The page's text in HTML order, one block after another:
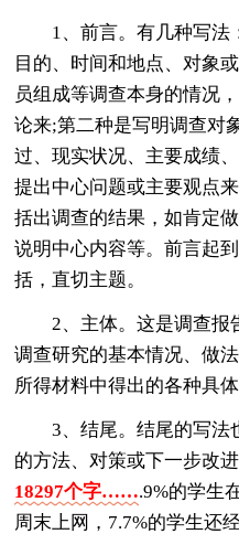
1、前言。有几种写法
目的、时间和地点、对象
员组成等调查本身的情况
论来;第二种是写明调查对
过、现实状况、主要成绩
提出中心问题或主要观点
括出调查的结果，如肯定
说明中心内容等。前言起
括，直切主题。
2、主体。这是调查报
调查研究的基本情况、做
所得材料中得出的各种具
3、结尾。结尾的写法
的方法、对策或下一步改
18297个字…….9%的学生
周末上网，7.7%的学生还